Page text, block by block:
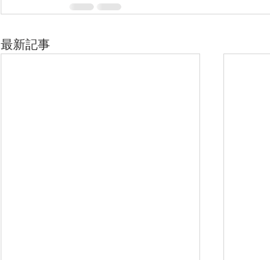
最新記事